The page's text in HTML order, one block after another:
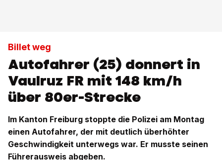
Billet weg
Autofahrer (25) donnert in
Vaulruz FR mit 148 km/h
über 80er-Strecke
Im Kanton Freiburg stoppte die Polizei am Montag
einen Autofahrer, der mit deutlich überhöhter
Geschwindigkeit unterwegs war. Er musste seinen
Führerausweis abgeben.